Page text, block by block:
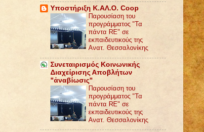
Υποστήριξη Κ.ΑΛ.Ο. Coop
Παρουσίαση του
προγράμματος "Τα
πάντα RE" σε
εκπαιδευτικούς της
Ανατ. Θεσσαλονίκης
Συνεταιρισμός Κοινωνικής
Διαχείρισης Αποβλήτων
"ἀναβίωσις"
Παρουσίαση του
προγράμματος "Τα
πάντα RE" σε
εκπαιδευτικούς της
Ανατ. Θεσσαλονίκης